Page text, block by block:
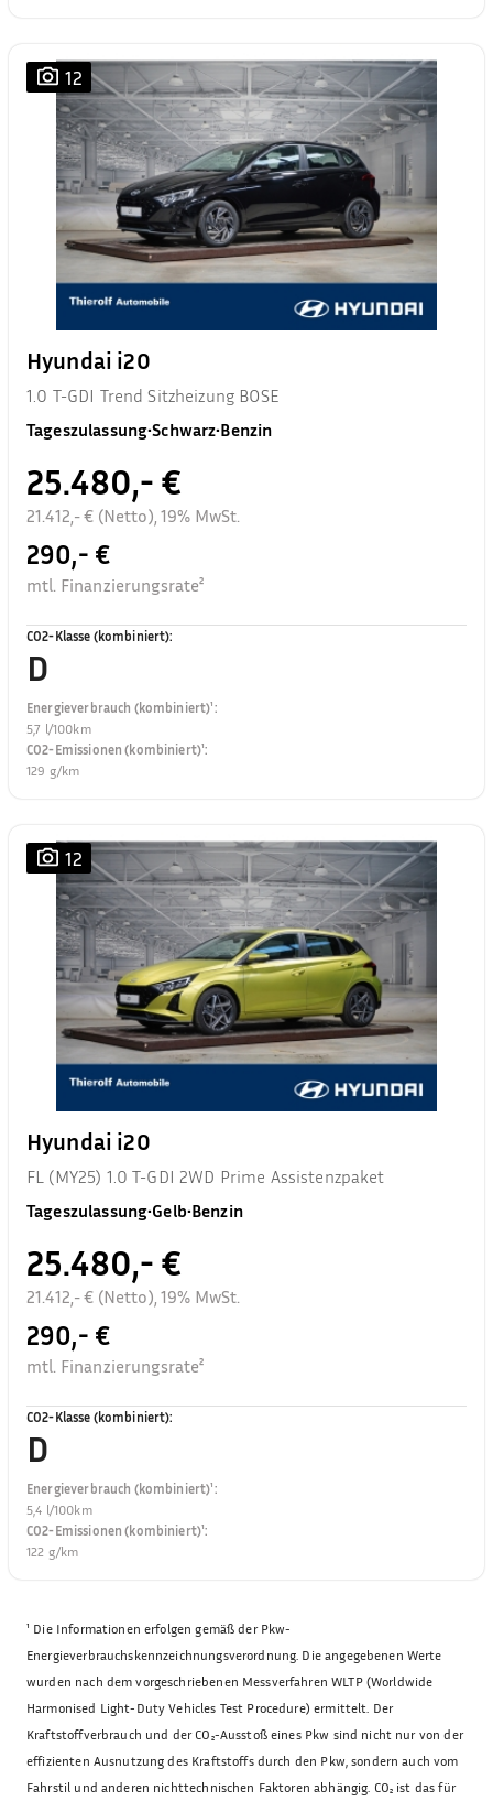
12
Hyundai i20
1.0 T-GDI Trend Sitzheizung BOSE
Tageszulassung•Schwarz•Benzin
25.480,- €
21.412,- € (Netto), 19% MwSt.
290,- €
mtl. Finanzierungsrate²
CO2-Klasse (kombiniert):
D
Energieverbrauch (kombiniert)¹:
5,7 l/100km
CO2-Emissionen (kombiniert)¹:
129 g/km
12
Hyundai i20
FL (MY25) 1.0 T-GDI 2WD Prime Assistenzpaket
Tageszulassung•Gelb•Benzin
25.480,- €
21.412,- € (Netto), 19% MwSt.
290,- €
mtl. Finanzierungsrate²
CO2-Klasse (kombiniert):
D
Energieverbrauch (kombiniert)¹:
5,4 l/100km
CO2-Emissionen (kombiniert)¹:
122 g/km
¹ Die Informationen erfolgen gemäß der Pkw-
Energieverbrauchskennzeichnungsverordnung. Die angegebenen Werte
wurden nach dem vorgeschriebenen Messverfahren WLTP (Worldwide
Harmonised Light-Duty Vehicles Test Procedure) ermittelt. Der
Kraftstoffverbrauch und der CO₂-Ausstoß eines Pkw sind nicht nur von der
effizienten Ausnutzung des Kraftstoffs durch den Pkw, sondern auch vom
Fahrstil und anderen nichttechnischen Faktoren abhängig. CO₂ ist das für